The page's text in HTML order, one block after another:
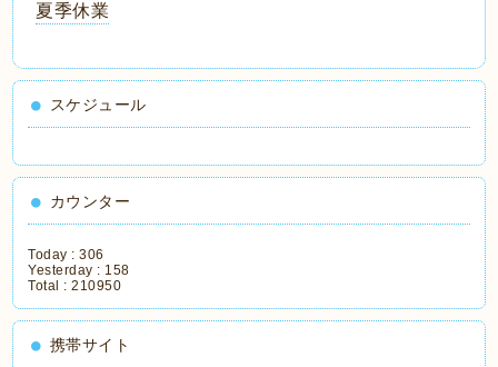
夏季休業
スケジュール
カウンター
Today :306
Yesterday : 158
Total :210950
携帯サイト